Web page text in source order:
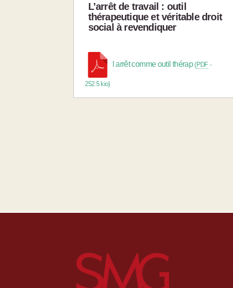
L’arrêt de travail : outil
thérapeutique et véritable droit
social à revendiquer
l arrêt comme outil thérap(PDF-
252.5 kio)